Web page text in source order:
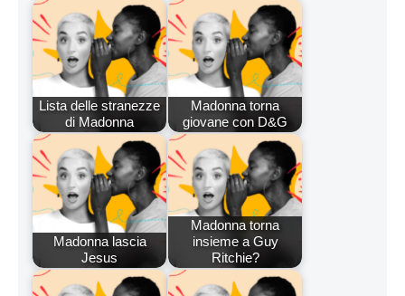
Lista delle stranezze
di Madonna
Madonna torna
giovane con D&G
Madonna lascia
Jesus
Madonna torna
insieme a Guy
Ritchie?